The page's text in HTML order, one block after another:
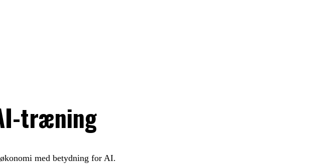
træning
med betydning for AI.